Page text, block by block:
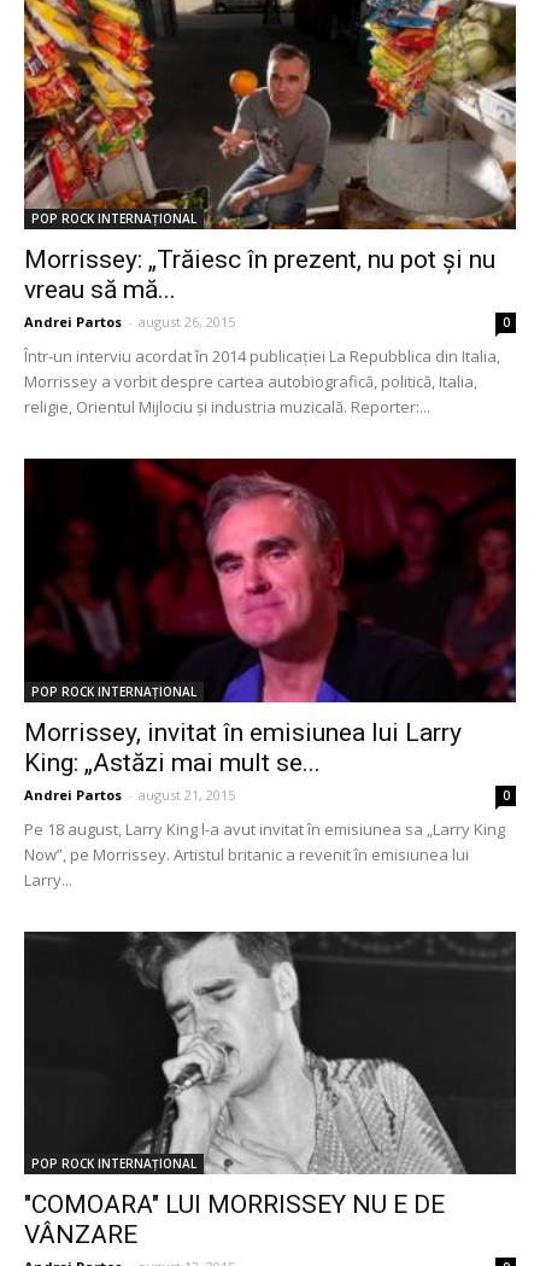
POP ROCK INTERNAȚIONAL
Morrissey: „Trăiesc în prezent, nu pot și nu
vreau să mă...
Andrei Partos - august 26, 2015 0
Într-un interviu acordat în 2014 publicației La Repubblica din Italia,
Morrissey a vorbit despre cartea autobiografică, politică, Italia,
religie, Orientul Mijlociu și industria muzicală. Reporter:...
POP ROCK INTERNAȚIONAL
Morrissey, invitat în emisiunea lui Larry
King: „Astăzi mai mult se...
Andrei Partos - august 21, 2015 0
Pe 18 august, Larry King l-a avut invitat în emisiunea sa „Larry King
Now”, pe Morrissey. Artistul britanic a revenit în emisiunea lui
Larry...
POP ROCK INTERNAȚIONAL
"COMOARA" LUI MORRISSEY NU E DE
VÂNZARE